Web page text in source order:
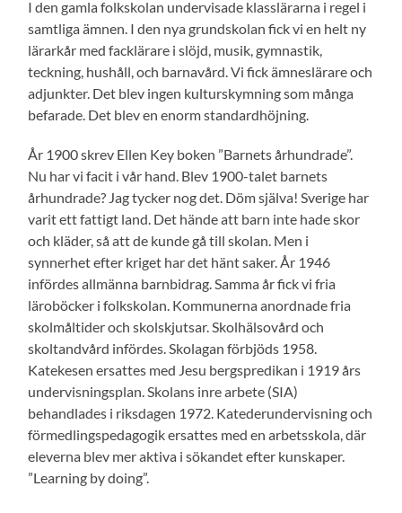
I den gamla folkskolan undervisade klasslärarna i regel i
samtliga ämnen. I den nya grundskolan fick vi en helt ny
lärarkår med facklärare i slöjd, musik, gymnastik,
teckning, hushåll, och barnavård. Vi fick ämneslärare och
adjunkter. Det blev ingen kulturskymning som många
befarade. Det blev en enorm standardhöjning.
År 1900 skrev Ellen Key boken ”Barnets århundrade”.
Nu har vi facit i vår hand. Blev 1900-talet barnets
århundrade? Jag tycker nog det. Döm själva! Sverige har
varit ett fattigt land. Det hände att barn inte hade skor
och kläder, så att de kunde gå till skolan. Men i
synnerhet efter kriget har det hänt saker. År 1946
infördes allmänna barnbidrag. Samma år fick vi fria
läroböcker i folkskolan. Kommunerna anordnade fria
skolmåltider och skolskjutsar. Skolhälsovård och
skoltandvård infördes. Skolagan förbjöds 1958.
Katekesen ersattes med Jesu bergspredikan i 1919 års
undervisningsplan. Skolans inre arbete (SIA)
behandlades i riksdagen 1972. Katederundervisning och
förmedlingspedagogik ersattes med en arbetsskola, där
eleverna blev mer aktiva i sökandet efter kunskaper.
”Learning by doing”.